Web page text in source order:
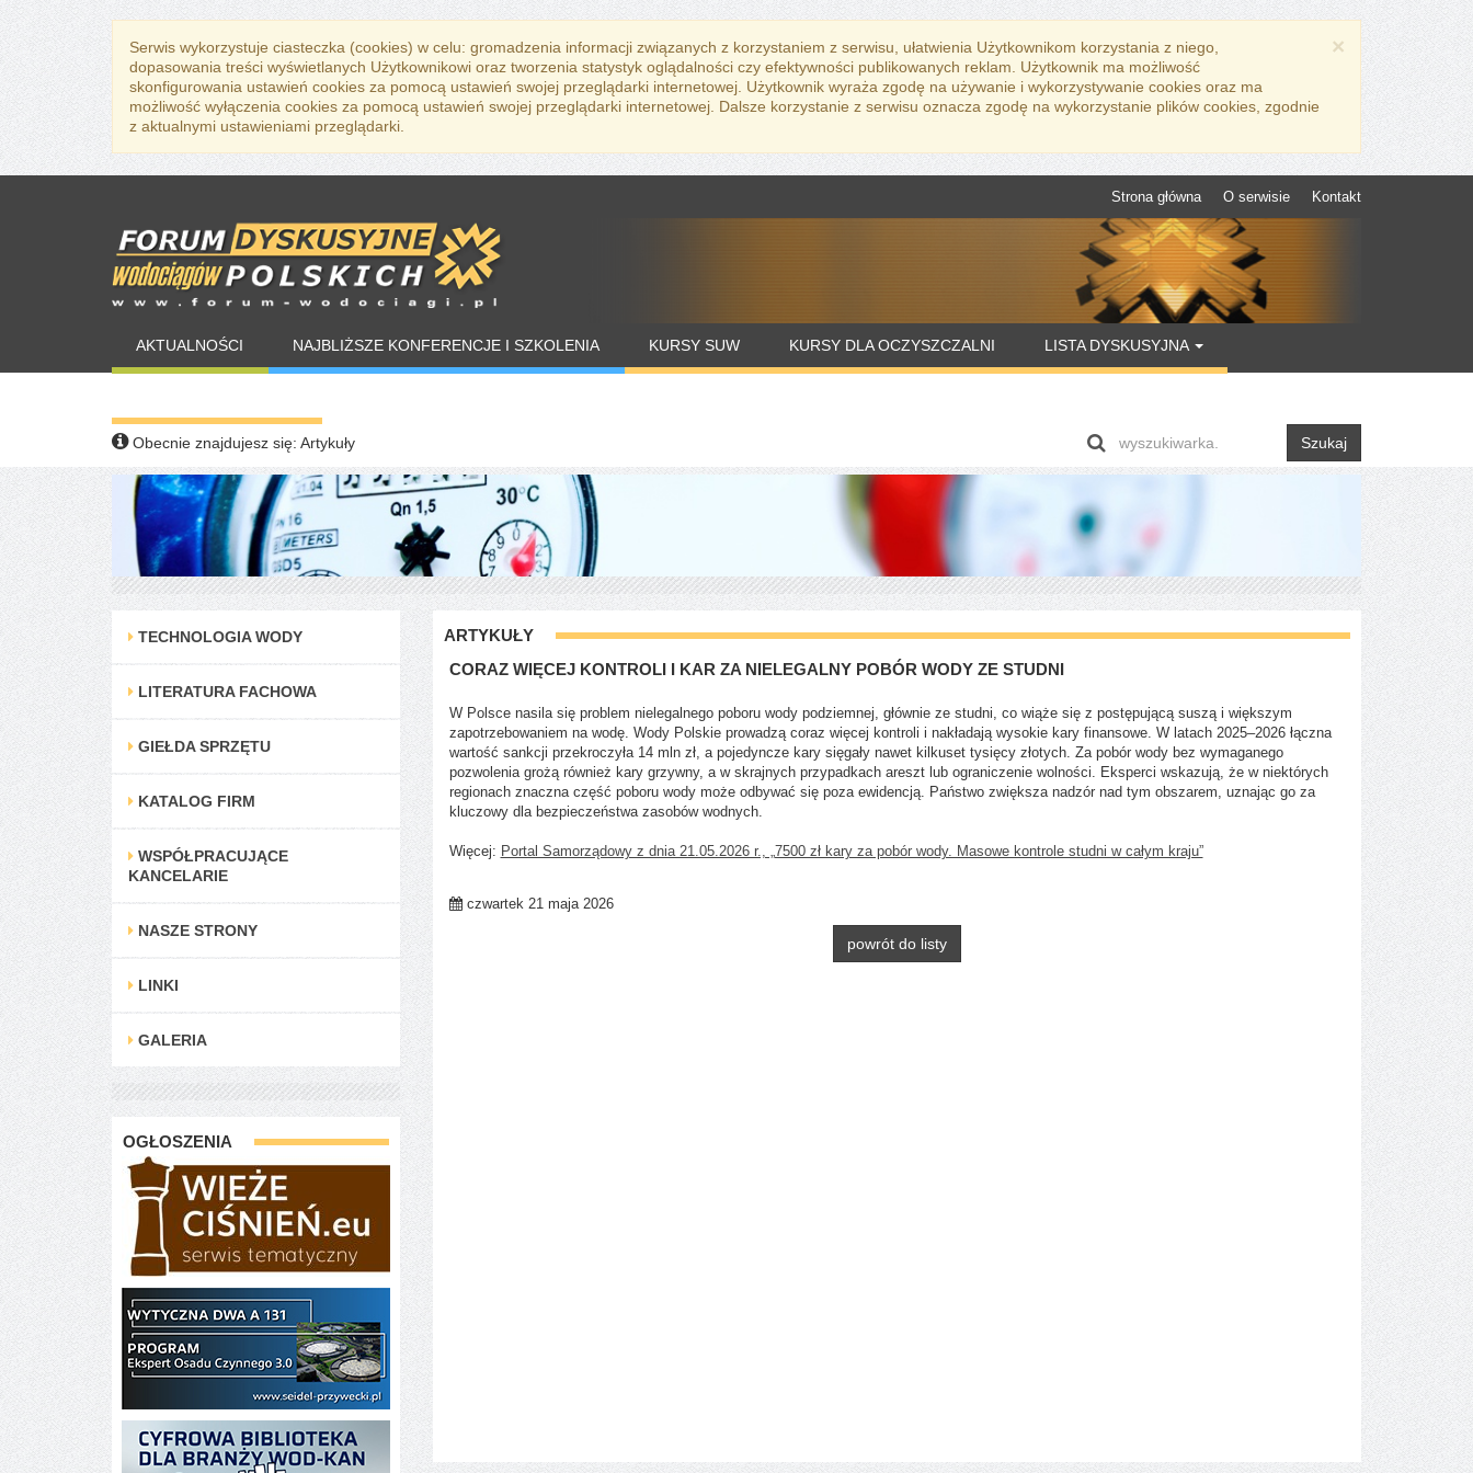
×
Serwis wykorzystuje ciasteczka (cookies) w celu: gromadzenia informacji związanych z korzystaniem z serwisu, ułatwienia Użytkownikom korzystania z niego,
dopasowania treści wyświetlanych Użytkownikowi oraz tworzenia statystyk oglądalności czy efektywności publikowanych reklam. Użytkownik ma możliwość
skonfigurowania ustawień cookies za pomocą ustawień swojej przeglądarki internetowej. Użytkownik wyraża zgodę na używanie i wykorzystywanie cookies oraz ma
możliwość wyłączenia cookies za pomocą ustawień swojej przeglądarki internetowej. Dalsze korzystanie z serwisu oznacza zgodę na wykorzystanie plików cookies, zgodnie
z aktualnymi ustawieniami przeglądarki.
Strona główna O serwisie Kontakt
AKTUALNOŚCI NAJBLIŻSZE KONFERENCJE I SZKOLENIA KURSY SUW KURSY DLA OCZYSZCZALNI LISTA DYSKUSYJNA
Obecnie znajdujesz się: Artykuły Szukaj
TECHNOLOGIA WODY
LITERATURA FACHOWA
GIEŁDA SPRZĘTU
KATALOG FIRM
WSPÓŁPRACUJĄCE
KANCELARIE
NASZE STRONY
LINKI
GALERIA
OGŁOSZENIA
ARTYKUŁY
CORAZ WIĘCEJ KONTROLI I KAR ZA NIELEGALNY POBÓR WODY ZE STUDNI
W Polsce nasila się problem nielegalnego poboru wody podziemnej, głównie ze studni, co wiąże się z postępującą suszą i większym
zapotrzebowaniem na wodę. Wody Polskie prowadzą coraz więcej kontroli i nakładają wysokie kary finansowe. W latach 2025–2026 łączna
wartość sankcji przekroczyła 14 mln zł, a pojedyncze kary sięgały nawet kilkuset tysięcy złotych. Za pobór wody bez wymaganego
pozwolenia grożą również kary grzywny, a w skrajnych przypadkach areszt lub ograniczenie wolności. Eksperci wskazują, że w niektórych
regionach znaczna część poboru wody może odbywać się poza ewidencją. Państwo zwiększa nadzór nad tym obszarem, uznając go za
kluczowy dla bezpieczeństwa zasobów wodnych.
Więcej: Portal Samorządowy z dnia 21.05.2026 r., „7500 zł kary za pobór wody. Masowe kontrole studni w całym kraju”
czwartek 21 maja 2026
powrót do listy